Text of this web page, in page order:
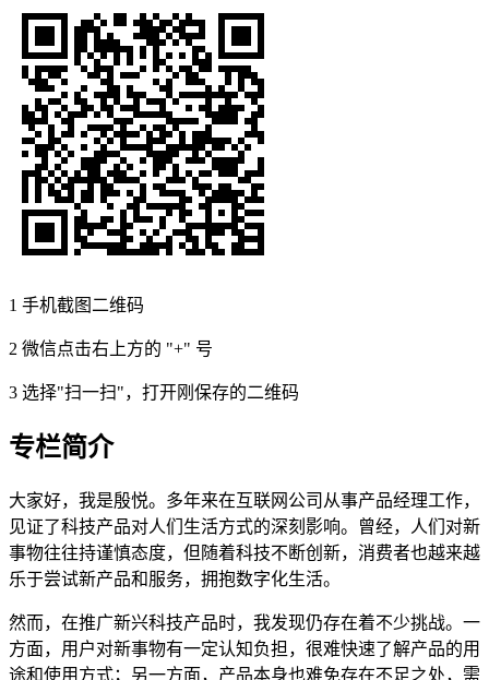
1 手机截图二维码
2 微信点击右上方的 "+" 号
3 选择"扫一扫"，打开刚保存的二维码
专栏简介
大家好，我是殷悦。多年来在互联网公司从事产品经理工作，
见证了科技产品对人们生活方式的深刻影响。曾经，人们对新
事物往往持谨慎态度，但随着科技不断创新，消费者也越来越
乐于尝试新产品和服务，拥抱数字化生活。
然而，在推广新兴科技产品时，我发现仍存在着不少挑战。一
方面，用户对新事物有一定认知负担，很难快速了解产品的用
途和使用方式；另一方面，产品本身也难免存在不足之处，需